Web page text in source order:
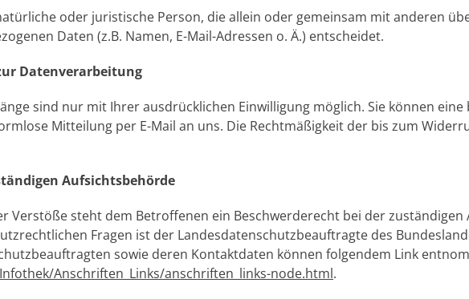
oder juristische Person, die allein oder gemeinsam mit anderen
Daten (z.B. Namen, E-Mail-Adressen o. Ä.) entscheidet.
Datenverarbeitung
sind nur mit Ihrer ausdrücklichen Einwilligung möglich. Sie können
Mitteilung per E-Mail an uns. Die Rechtmäßigkeit der bis zum
Aufsichtsbehörde
Verstöße steht dem Betroffenen ein Beschwerderecht bei der
Fragen ist der Landesdatenschutzbeauftragte des
sowie deren Kontaktdaten können folgendem Link
Anschriften_Links/anschriften_links-node.html.